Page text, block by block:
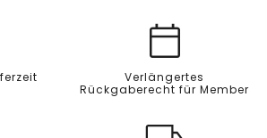
Verlängertes
Rückgaberecht für Member